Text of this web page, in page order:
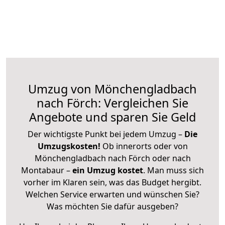
Umzug von Mönchengladbach
nach Förch: Vergleichen Sie
Angebote und sparen Sie Geld
Der wichtigste Punkt bei jedem Umzug – Die
Umzugskosten! Ob innerorts oder von
Mönchengladbach nach Förch oder nach
Montabaur –ein Umzug kostet. Man muss sich
vorher im Klaren sein, was das Budget hergibt.
Welchen Service erwarten und wünschen Sie?
Was möchten Sie dafür ausgeben?